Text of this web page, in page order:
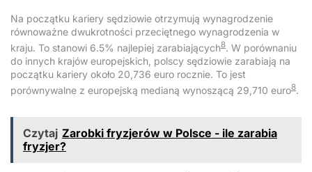
Na początku kariery sędziowie otrzymują wynagrodzenie
równoważne dwukrotności przeciętnego wynagrodzenia w
kraju. To stanowi 6.5% najlepiej zarabiających8. W porównaniu
do innych krajów europejskich, polscy sędziowie zarabiają na
początku kariery około 20,736 euro rocznie. To jest
porównywalne z europejską medianą wynoszącą 29,710 euro8.
Czytaj Zarobki fryzjerów w Polsce - ile zarabia
fryzjer?